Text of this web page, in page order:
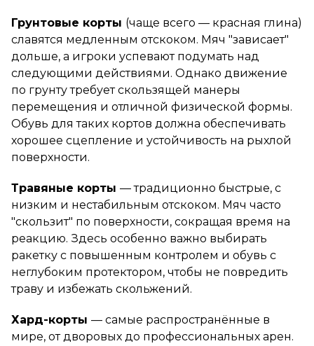
Грунтовые корты (чаще всего — красная глина)
славятся медленным отскоком. Мяч "зависает"
дольше, а игроки успевают подумать над
следующими действиями. Однако движение
по грунту требует скользящей манеры
перемещения и отличной физической формы.
Обувь для таких кортов должна обеспечивать
хорошее сцепление и устойчивость на рыхлой
поверхности.
Травяные корты — традиционно быстрые, с
низким и нестабильным отскоком. Мяч часто
"скользит" по поверхности, сокращая время на
реакцию. Здесь особенно важно выбирать
ракетку с повышенным контролем и обувь с
неглубоким протектором, чтобы не повредить
траву и избежать скольжений.
Хард-корты — самые распространённые в
мире, от дворовых до профессиональных арен.